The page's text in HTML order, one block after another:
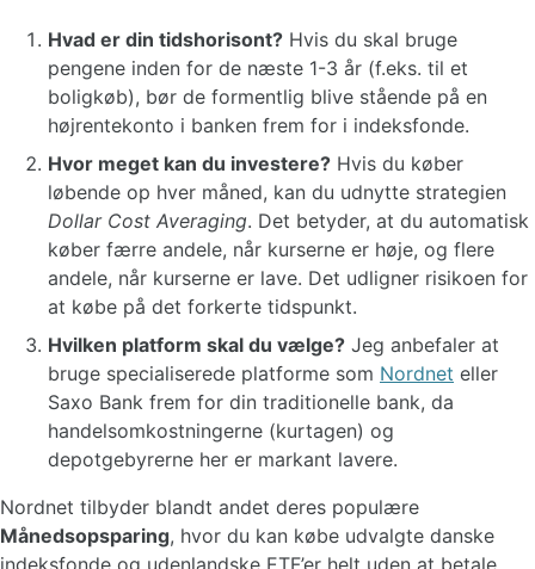
Hvad er din tidshorisont? Hvis du skal bruge
pengene inden for de næste 1-3 år (f.eks. til et
boligkøb), bør de formentlig blive stående på en
højrentekonto i banken frem for i indeksfonde.
Hvor meget kan du investere? Hvis du køber
løbende op hver måned, kan du udnytte strategien
Dollar Cost Averaging. Det betyder, at du automatisk
køber færre andele, når kurserne er høje, og flere
andele, når kurserne er lave. Det udligner risikoen for
at købe på det forkerte tidspunkt.
Hvilken platform skal du vælge? Jeg anbefaler at
bruge specialiserede platforme som Nordnet eller
Saxo Bank frem for din traditionelle bank, da
handelsomkostningerne (kurtagen) og
depotgebyrerne her er markant lavere.
Nordnet tilbyder blandt andet deres populære
Månedsopsparing, hvor du kan købe udvalgte danske